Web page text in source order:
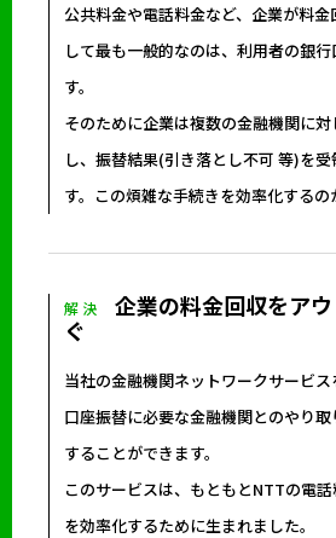
公共料金や電話料金など、企業が料
して最も一般的なのは、利用者の銀
す。
そのために企業は複数の金融機関に
し、振替結果(引き落とし不可 等)を
す。この煩雑な手続きを効率化するの
解 決
企業の料金回収をア
ぐ
当社の金融機関ネットワークサービ
口座振替に必要な金融機関とのやり
することができます。
このサービスは、もともとNTTの電
を効率化するために生まれました。